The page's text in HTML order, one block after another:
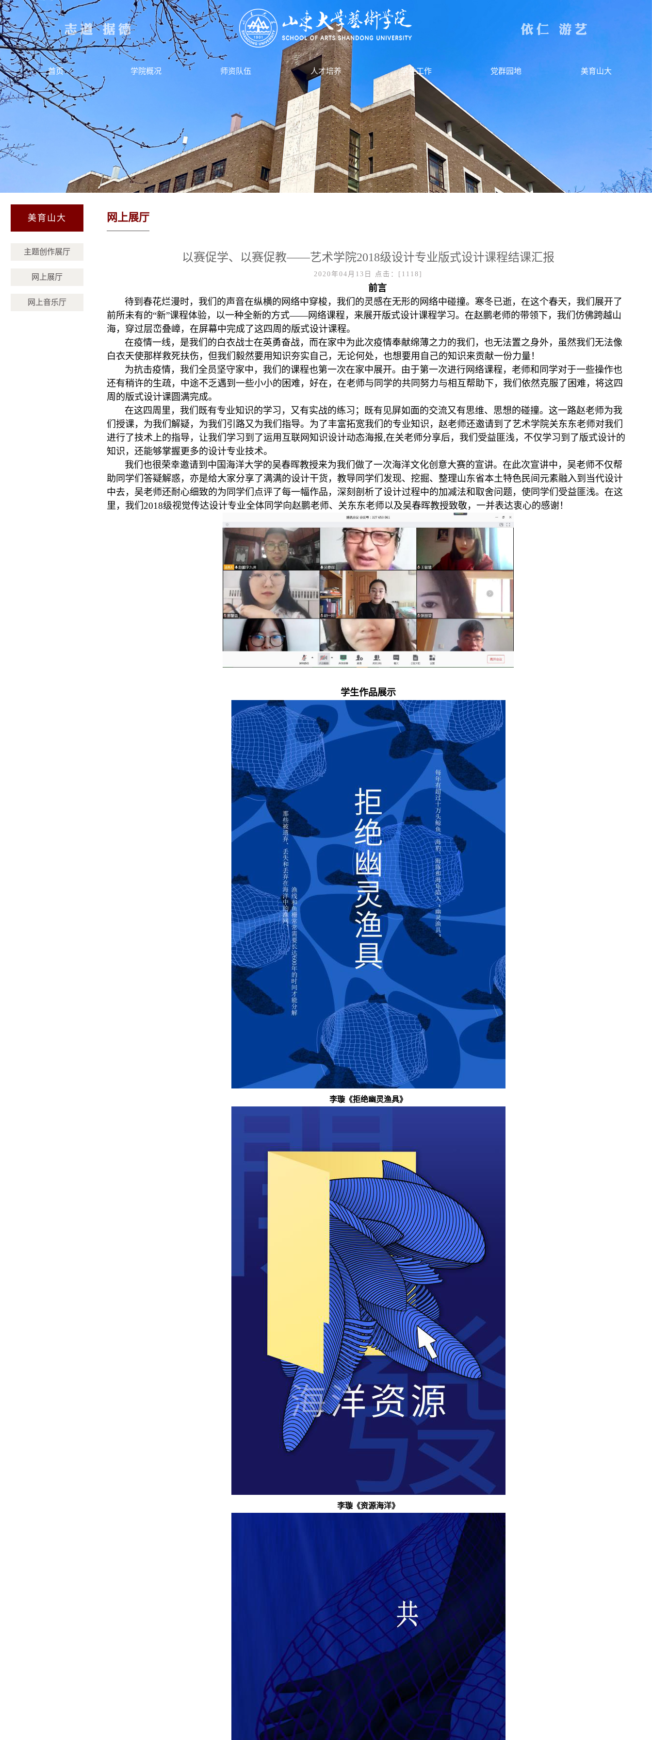
首页 学院概况 师资队伍 人才培养 学生工作 党群园地 美育山大
美育山大
主题创作展厅
网上展厅
网上音乐厅
网上展厅
以赛促学、以赛促教——艺术学院2018级设计专业版式设计课程结课汇报
2020年04月13日 点击：[ 1118]
前言
待到春花烂漫时，我们的声音在纵横的网络中穿梭，我们的灵感在无形的网络中碰撞。寒冬已逝，在这个春天，我们展开了
前所未有的“新”课程体验，以一种全新的方式——网络课程，来展开版式设计课程学习。在赵鹏老师的带领下，我们仿佛跨越山
海，穿过层峦叠嶂，在屏幕中完成了这四周的版式设计课程。
在疫情一线，是我们的白衣战士在英勇奋战，而在家中为此次疫情奉献绵薄之力的我们，也无法置之身外，虽然我们无法像
白衣天使那样救死扶伤，但我们毅然要用知识夯实自己，无论何处，也想要用自己的知识来贡献一份力量！
为抗击疫情，我们全员坚守家中，我们的课程也第一次在家中展开。由于第一次进行网络课程，老师和同学对于一些操作也
还有稍许的生疏，中途不乏遇到一些小小的困难，好在，在老师与同学的共同努力与相互帮助下，我们依然克服了困难，将这四
周的版式设计课圆满完成。
在这四周里，我们既有专业知识的学习，又有实战的练习；既有见屏如面的交流又有思维、思想的碰撞。这一路赵老师为我
们授课，为我们解疑，为我们引路又为我们指导。为了丰富拓宽我们的专业知识，赵老师还邀请到了艺术学院关东东老师对我们
进行了技术上的指导，让我们学习到了运用互联网知识设计动态海报,在关老师分享后，我们受益匪浅，不仅学习到了版式设计的
知识，还能够掌握更多的设计专业技术。
我们也很荣幸邀请到中国海洋大学的吴春晖教授来为我们做了一次海洋文化创意大赛的宣讲。在此次宣讲中，吴老师不仅帮
助同学们答疑解惑，亦是给大家分享了满满的设计干货，教导同学们发现、挖掘、整理山东省本土特色民间元素融入到当代设计
中去，吴老师还耐心细致的为同学们点评了每一幅作品，深刻剖析了设计过程中的加减法和取舍问题，使同学们受益匪浅。在这
里，我们 2018级视觉传达设计专业全体同学向赵鹏老师、关东东老师以及吴春晖教授致敬，一并表达衷心的感谢！
学生作品展示
李璇《拒绝幽灵渔具》
李璇《资源海洋》